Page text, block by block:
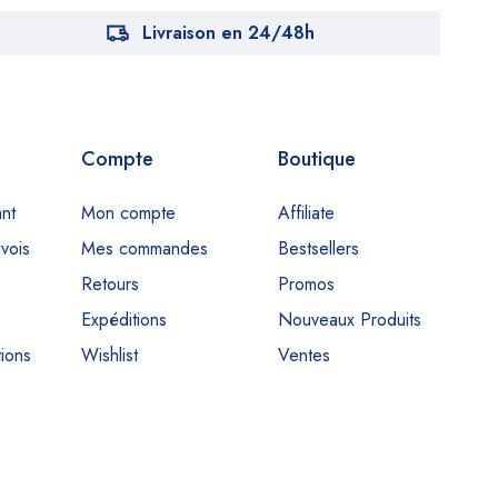
Livraison en 24/48h
Compte
Mon compte
Mes commandes
Retours
Expéditions
Wishlist
Boutique
Affiliate
Bestsellers
Promos
Nouveaux Produits
Ventes